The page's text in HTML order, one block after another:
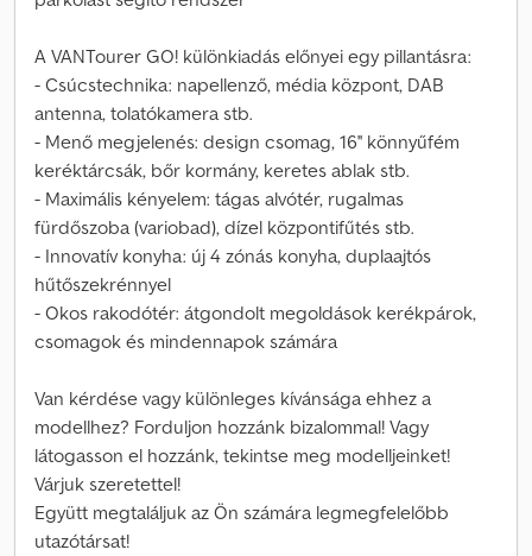
A VANTourer GO! különkiadás előnyei egy pillantásra:
- Csúcstechnika: napellenző, média központ, DAB
antenna, tolatókamera stb.
- Menő megjelenés: design csomag, 16'' könnyűfém
keréktárcsák, bőr kormány, keretes ablak stb.
- Maximális kényelem: tágas alvótér, rugalmas
fürdőszoba (variobad), dízel központifűtés stb.
- Innovatív konyha: új 4 zónás konyha, duplaajtós
hűtőszekrénnyel
- Okos rakodótér: átgondolt megoldások kerékpárok,
csomagok és mindennapok számára
Van kérdése vagy különleges kívánsága ehhez a
modellhez? Forduljon hozzánk bizalommal! Vagy
látogasson el hozzánk, tekintse meg modelljeinket!
Várjuk szeretettel!
Együtt megtaláljuk az Ön számára legmegfelelőbb
utazótársat!